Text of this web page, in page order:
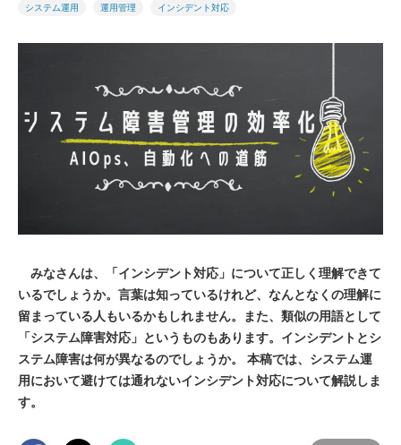
システム運用 運用管理 インシデント対応
みなさんは、「インシデント対応」について正しく理解できて
いるでしょうか。言葉は知っているけれど、なんとなくの理解に
留まっている人もいるかもしれません。また、類似の用語として
「システム障害対応」というものもあります。インシデントとシ
ステム障害は何が異なるのでしょうか。 本稿では、システム運
用において避けては通れないインシデント対応について解説しま
す。